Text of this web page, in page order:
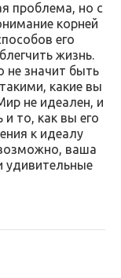
проблема, но с
корней
его
жизнь.
значит быть
какие вы
не идеален, и
то, как вы его
к идеалу
ваша
удивительные